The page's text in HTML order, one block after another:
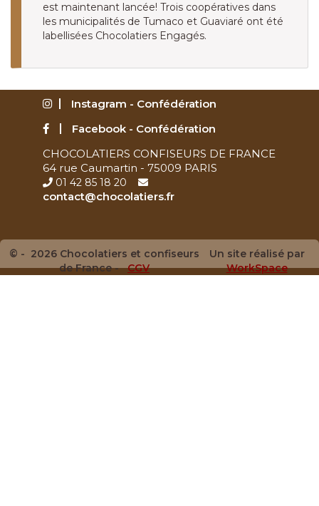
est maintenant lancée! Trois coopératives dans
les municipalités de Tumaco et Guaviaré ont été
labellisées Chocolatiers Engagés.
Instagram - Confédération
Facebook - Confédération
CHOCOLATIERS CONFISEURS DE FRANCE
64 rue Caumartin - 75009 PARIS
01 42 85 18 20
contact@chocolatiers.fr
© - 2026 Chocolatiers et confiseurs
de France -CGV
Un site réalisé par
WorkSpace